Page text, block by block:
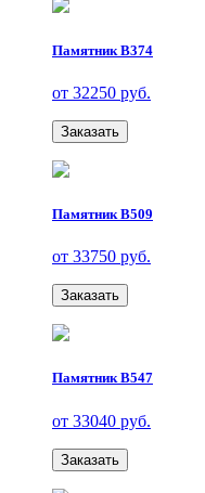
Памятник В374
от 32250 руб.
Заказать
Памятник В509
от 33750 руб.
Заказать
Памятник В547
от 33040 руб.
Заказать